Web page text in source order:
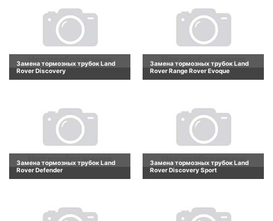
Замена тормозных трубок Land
Rover Discovery
Замена тормозных трубок Land
Rover Range Rover Evoque
Замена тормозных трубок Land
Rover Defender
Замена тормозных трубок Land
Rover Discovery Sport